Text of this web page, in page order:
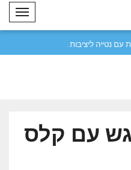
Mobil Menü
מגמה מעורבת עם הכוזבות, ביטול
עם קלס